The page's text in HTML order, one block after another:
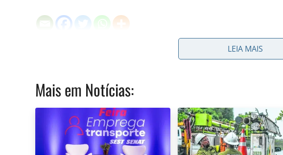
A sua assinatura é fundamental para continuarmos a oferecerLEIA MAIS
Mais em Notícias: